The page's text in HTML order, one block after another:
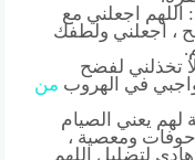
: اللهم اجعلني مع
، اجعلني ولطفك
تخذلني لفضح
في الهروب من
لهم يعني الصيام
حوفات ومعصية ،
هادي لتضليل اللهم